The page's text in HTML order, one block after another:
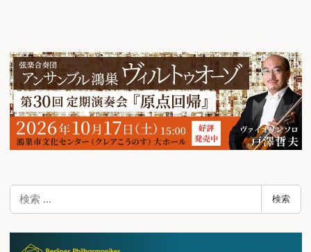
検
検索